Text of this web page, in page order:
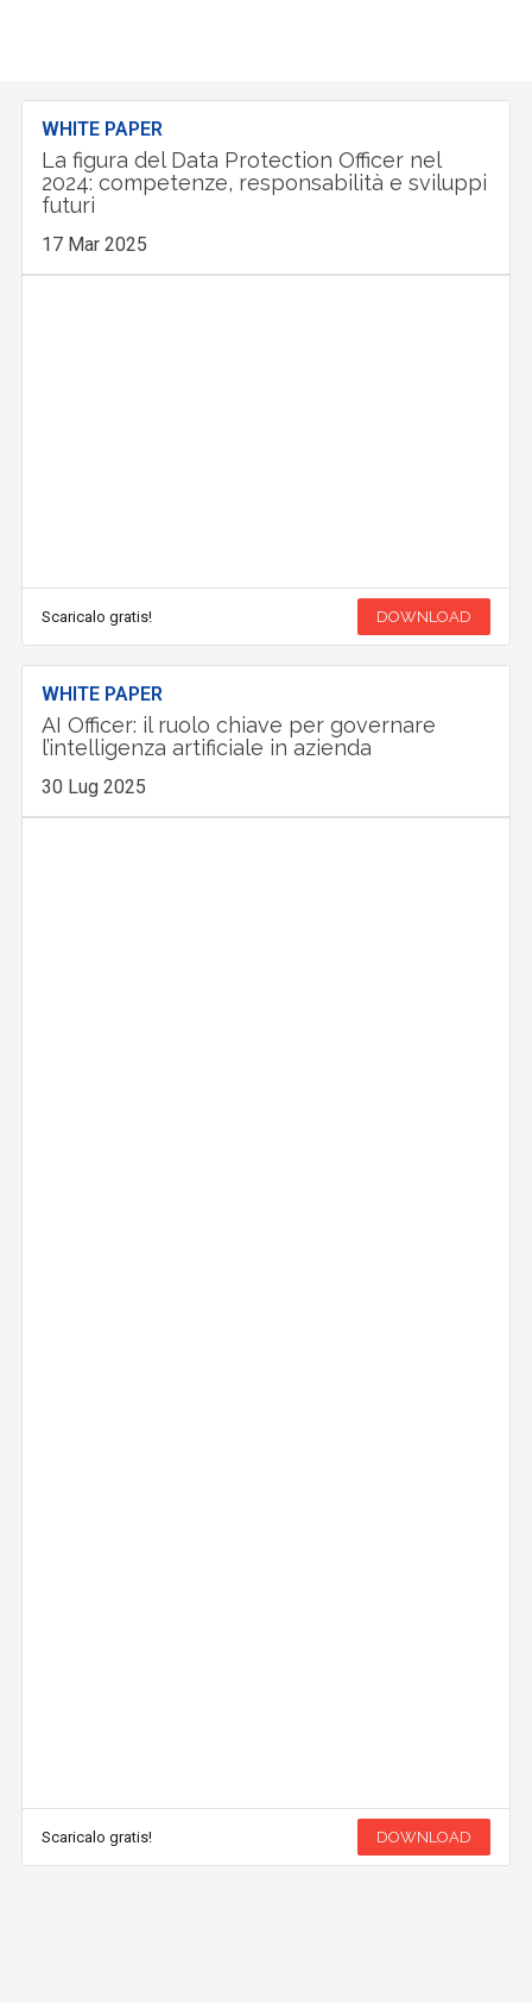
WHITE PAPER
La figura del Data Protection Officer nel
2024: competenze, responsabilità e sviluppi
futuri
17 Mar 2025
Scaricalo gratis! DOWNLOAD
WHITE PAPER
AI Officer: il ruolo chiave per governare
l’intelligenza artificiale in azienda
30 Lug 2025
Scaricalo gratis! DOWNLOAD